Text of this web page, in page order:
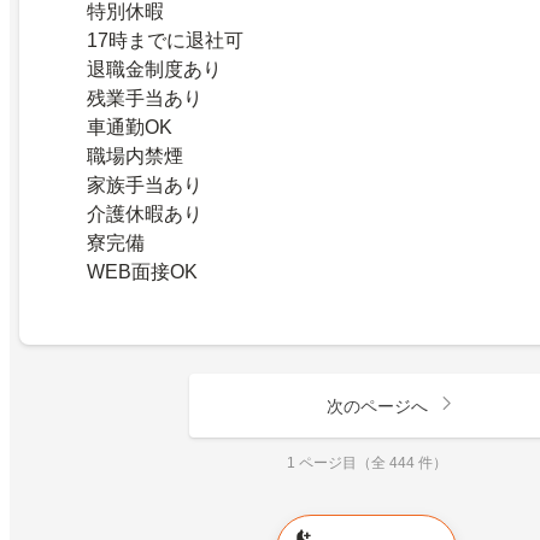
特別休暇
17時までに退社可
退職金制度あり
残業手当あり
車通勤OK
職場内禁煙
家族手当あり
介護休暇あり
寮完備
WEB面接OK
次のページへ
1 ページ目（全 444 件）